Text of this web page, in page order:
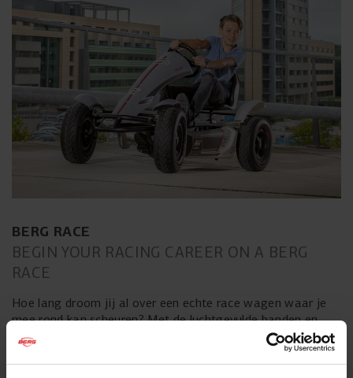
BERG RACE
BEGIN YOUR RACING CAREER ON A BERG
RACE
Hoe lang droom jij al over een echte race wagen waar je
mee rond kan scheuren? Met de luchtgevulde banden en
aerodynamische spoiler rij je gegarandeerd van hoge
snelheden. Je kunt kiezen uit de volgende uitvoeringen:
BERG Black edition, BERG Hybrid, BERG Race GTS, BERG